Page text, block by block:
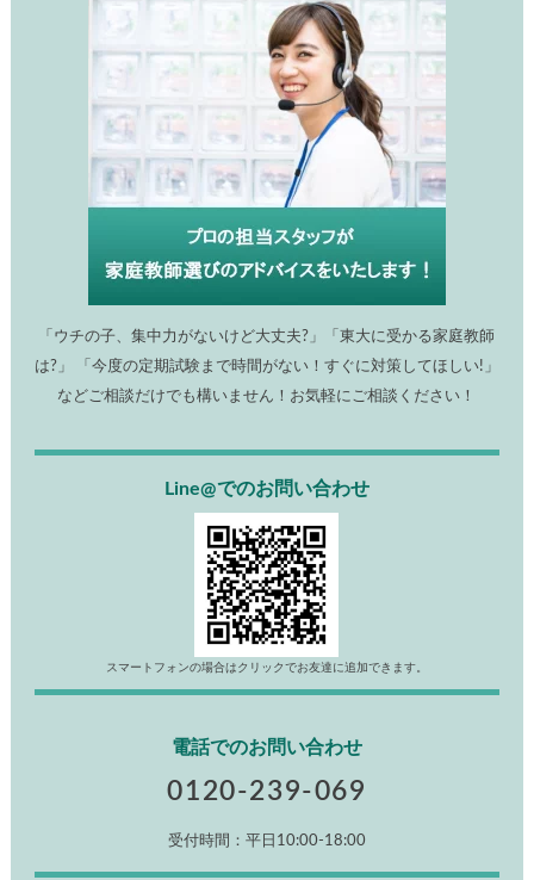
「ウチの子、集中力がないけど大丈夫?」「東大に受かる家庭教師
は?」 「今度の定期試験まで時間がない！すぐに対策してほしい!」
などご相談だけでも構いません！お気軽にご相談ください！
Line@でのお問い合わせ
スマートフォンの場合はクリックでお友達に追加できます。
電話でのお問い合わせ
0120-239-069
受付時間：平日10:00-18:00